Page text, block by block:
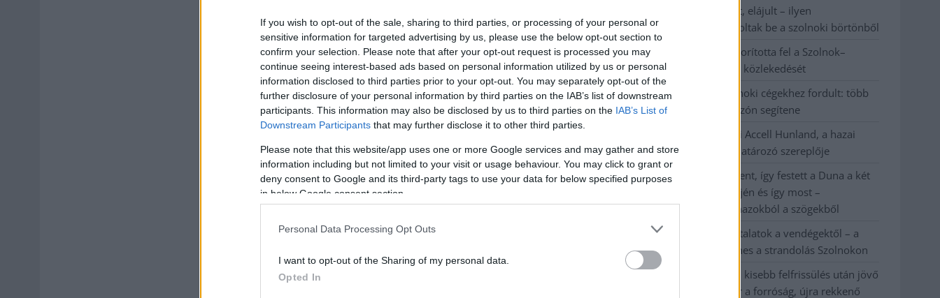
If you wish to opt-out of the sale, sharing to third parties, or processing of your personal or
sensitive information for targeted advertising by us, please use the below opt-out section to
confirm your selection. Please note that after your opt-out request is processed you may
continue seeing interest-based ads based on personal information utilized by us or personal
information disclosed to third parties prior to your opt-out. You may separately opt-out of the
further disclosure of your personal information by third parties on the IAB’s list of downstream
participants. This information may also be disclosed by us to third parties on the IAB’s List of
Downstream Participants that may further disclose it to other third parties.
Please note that this website/app uses one or more Google services and may gather and store
information including but not limited to your visit or usage behaviour. You may click to grant or
deny consent to Google and its third-party tags to use your data for below specified purposes
in below Google consent section.
Personal Data Processing Opt Outs
I want to opt-out of the Sharing of my personal data.
Opted In
A zárkában rosszul lett, elájult – ilyen
körülményekről számoltak be a szolnoki börtönből
Váratlan fennakadás borította fel a Szolnok–
Kecskemét vasútvonal közlekedését
A polgármester a szolnoki cégekhez fordult: több
száz elbocsátott dolgozón segítene
Csődbe ment a tószegi Accell Hunland, a hazai
kerékpárgyártás meghatározó szereplője
Egyszer fent, egyszer lent, így festett a Duna a két
évvel ezelőtti árvíz idején és így most –
fotógyűjtemény ugyanazokból a szögekből
Ilyenek eddig a tapasztalatok a vendégektől – a
hőhullám miatt ingyenes a strandolás Szolnokon
Nem biztató: a hétvégi kisebb felfrissülés után jövő
héten megint visszatér a forróság, újra rekkenő